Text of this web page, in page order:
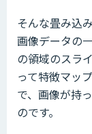
そんな畳み込
画像データの
の領域のスラ
って特徴マッ
で、画像が持
のです。